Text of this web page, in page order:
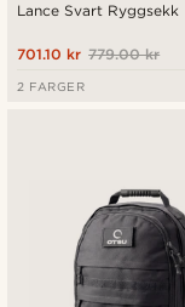
Lance Svart Ryggsekk
779.00 kr
701.10 kr
2 FARGER